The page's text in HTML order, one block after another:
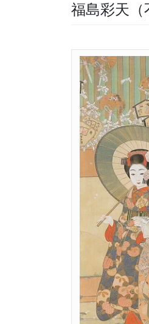
福島彩天（